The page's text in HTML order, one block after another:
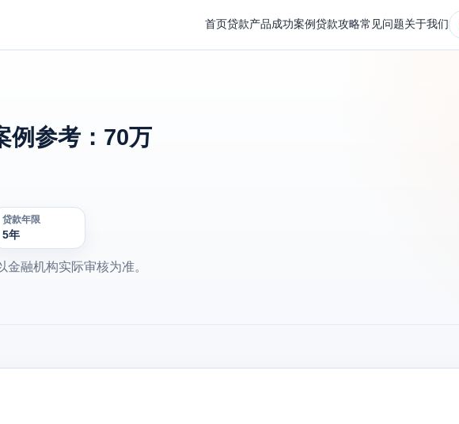
首页贷款产品成功案例 贷款攻略常见问题关于我们
例参考：70万
贷款年限
5年
融机构实际审核为准。